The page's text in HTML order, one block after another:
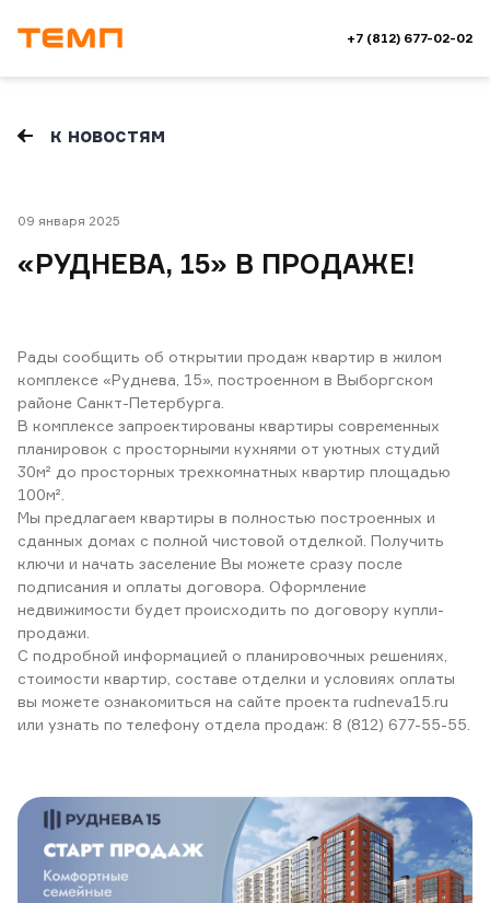
+7 (812) 677-02-02
к новостям
09 января 2025
«РУДНЕВА, 15» В ПРОДАЖЕ!
Рады сообщить об открытии продаж квартир в жилом
комплексе «Руднева, 15», построенном в Выборгском
районе Санкт-Петербурга.
В комплексе запроектированы квартиры современных
планировок с просторными кухнями от уютных студий
30м² до просторных трехкомнатных квартир площадью
100м².
Мы предлагаем квартиры в полностью построенных и
сданных домах с полной чистовой отделкой. Получить
ключи и начать заселение Вы можете сразу после
подписания и оплаты договора. Оформление
недвижимости будет происходить по договору купли-
продажи.
С подробной информацией о планировочных решениях,
стоимости квартир, составе отделки и условиях оплаты
вы можете ознакомиться на сайте проекта rudneva15.ru
или узнать по телефону отдела продаж: 8 (812) 677-55-55